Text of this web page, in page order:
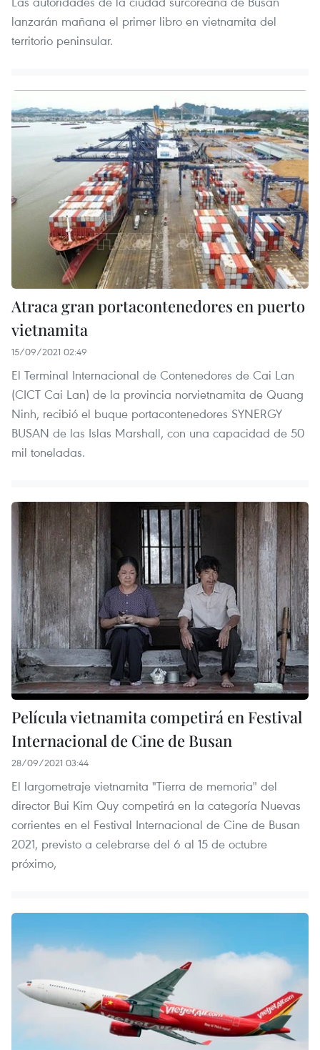
lanzarán mañana el primer libro en vietnamita del
territorio peninsular.
Atraca gran portacontenedores en puerto
vietnamita
15/09/2021 02:49
El Terminal Internacional de Contenedores de Cai Lan
(CICT Cai Lan) de la provincia norvietnamita de Quang
Ninh, recibió el buque portacontenedores SYNERGY
BUSAN de las Islas Marshall, con una capacidad de 50
mil toneladas.
Película vietnamita competirá en Festival
Internacional de Cine de Busan
28/09/2021 03:44
El largometraje vietnamita "Tierra de memoria" del
director Bui Kim Quy competirá en la categoría Nuevas
corrientes en el Festival Internacional de Cine de Busan
2021, previsto a celebrarse del 6 al 15 de octubre
próximo,